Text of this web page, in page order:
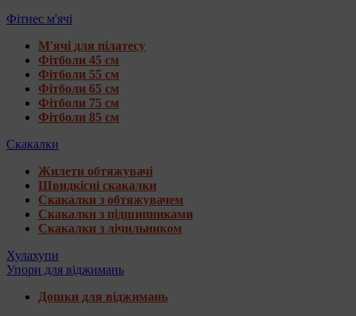
Фітнес м'ячі
М'ячі для пілатесу
Фітболи 45 см
Фітболи 55 см
Фітболи 65 см
Фітболи 75 см
Фітболи 85 см
Скакалки
Жилети обтяжувачі
Швидкісні скакалки
Скакалки з обтяжувачем
Скакалки з підшипниками
Скакалки з лічильником
Хулахупи
Упори для віджимань
Дошки для віджимань